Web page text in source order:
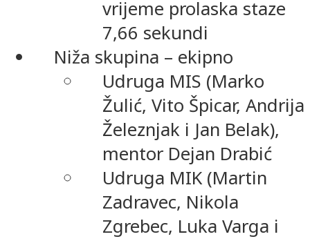
vrijeme prolaska staze
7,66 sekundi
Niža skupina – ekipno
Udruga MIS (Marko
Žulić, Vito Špicar, Andrija
Železnjak i Jan Belak),
mentor Dejan Drabić
Udruga MIK (Martin
Zadravec, Nikola
Zgrebec, Luka Varga i